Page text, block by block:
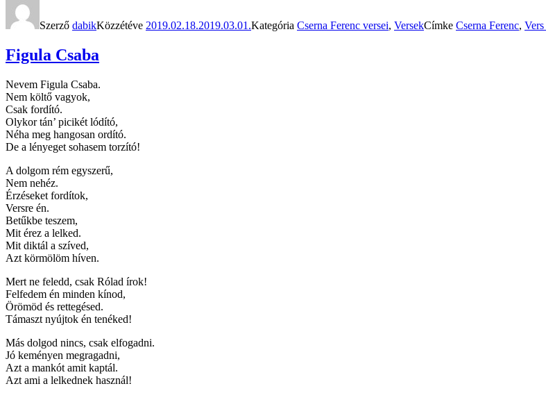
Szerző dabikKözzétéve 2019.02.18.2019.03.01.Kategória Cserna Ferenc versei, VersekCímke Cserna Ferenc, Vers
Figula Csaba
Nevem Figula Csaba.
Nem költő vagyok,
Csak fordító.
Olykor tán’ picikét lódító,
Néha meg hangosan ordító.
De a lényeget sohasem torzító!
A dolgom rém egyszerű,
Nem nehéz.
Érzéseket fordítok,
Versre én.
Betűkbe teszem,
Mit érez a lelked.
Mit diktál a szíved,
Azt körmölöm híven.
Mert ne feledd, csak Rólad írok!
Felfedem én minden kínod,
Örömöd és rettegésed.
Támaszt nyújtok én tenéked!
Más dolgod nincs, csak elfogadni.
Jó keményen megragadni,
Azt a mankót amit kaptál.
Azt ami a lelkednek használ!